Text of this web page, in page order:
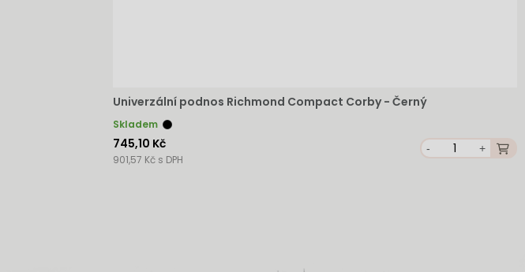
Univerzální podnos Richmond Compact Corby - Černý
Skladem
745,10 Kč
901,57 Kč s DPH
- +